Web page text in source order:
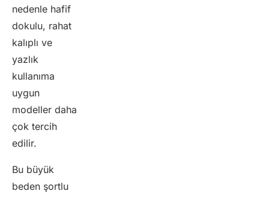
nedenle hafif
dokulu, rahat
kalıplı ve
yazlık
kullanıma
uygun
modeller daha
çok tercih
edilir.
Bu büyük
beden şortlu